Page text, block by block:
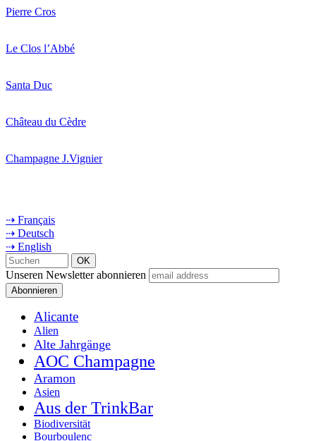
Pierre Cros
Le Clos l’Abbé
Santa Duc
Château du Cèdre
Champagne J.Vignier
⇢ Français
⇢ Deutsch
⇢ English
Unseren Newsletter abonnieren
Alicante
Alien
Alte Jahrgänge
AOC Champagne
Aramon
Asien
Aus der TrinkBar
Biodiversität
Bourboulenc